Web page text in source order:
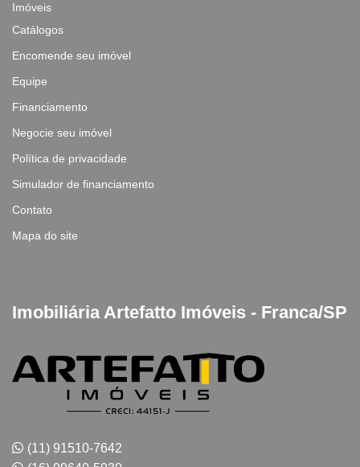
Imóveis
Catálogos
Encomende seu imóvel
Equipe
Financiamento
Negocie seu imóvel
Política de privacidade
Simulador de financiamento
Contato
Mapa do site
Imobiliária Artefatto Imóveis - Franca/SP
(11) 91510-7642